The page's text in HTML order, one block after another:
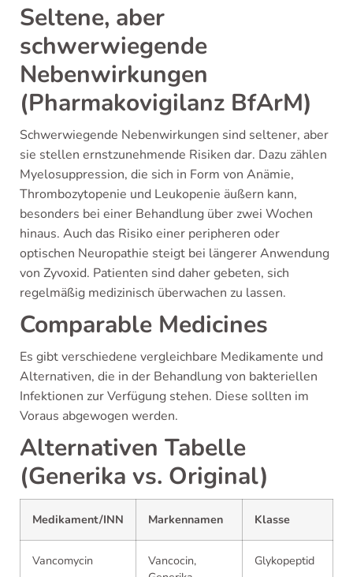
Seltene, aber
schwerwiegende
Nebenwirkungen
(Pharmakovigilanz BfArM)
Schwerwiegende Nebenwirkungen sind seltener, aber
sie stellen ernstzunehmende Risiken dar. Dazu zählen
Myelosuppression, die sich in Form von Anämie,
Thrombozytopenie und Leukopenie äußern kann,
besonders bei einer Behandlung über zwei Wochen
hinaus. Auch das Risiko einer peripheren oder
optischen Neuropathie steigt bei längerer Anwendung
von Zyvoxid. Patienten sind daher gebeten, sich
regelmäßig medizinisch überwachen zu lassen.
Comparable Medicines
Es gibt verschiedene vergleichbare Medikamente und
Alternativen, die in der Behandlung von bakteriellen
Infektionen zur Verfügung stehen. Diese sollten im
Voraus abgewogen werden.
Alternativen Tabelle
(Generika vs. Original)
Medikament/INN Markennamen Klasse
Vancomycin
Vancocin,
Glykopeptid